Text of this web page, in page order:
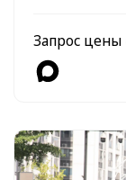
Запрос цены